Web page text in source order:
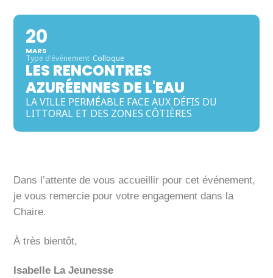
20
MARS
Type d'événement Colloque
LES RENCONTRES
AZURÉENNES DE L'EAU
LA VILLE PERMÉABLE FACE AUX DÉFIS DU
LITTORAL ET DES ZONES CÔTIÈRES
Dans l’attente de vous accueillir pour cet événement,
je vous remercie pour votre engagement dans la
Chaire.
À très bientôt,
Isabelle La Jeunesse